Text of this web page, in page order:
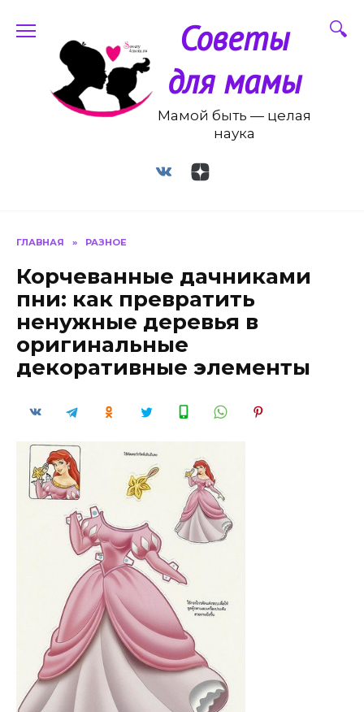
содержанию
Советы
для мамы
Мамой быть — целая
наука
ГЛАВНАЯ » РАЗНОЕ
Корчеванные дачниками
пни: как превратить
ненужные деревья в
оригинальные
декоративные элементы